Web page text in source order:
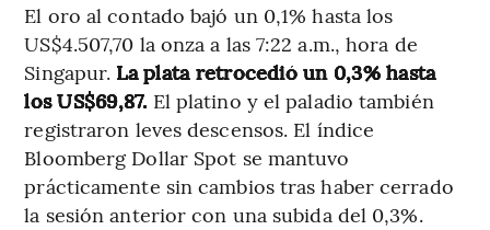
El oro al contado bajó un 0,1% hasta los
US$4.507,70 la onza a las 7:22 a.m., hora de
Singapur. La plata retrocedió un 0,3% hasta
los US$69,87. El platino y el paladio también
registraron leves descensos. El índice
Bloomberg Dollar Spot se mantuvo
prácticamente sin cambios tras haber cerrado
la sesión anterior con una subida del 0,3%.